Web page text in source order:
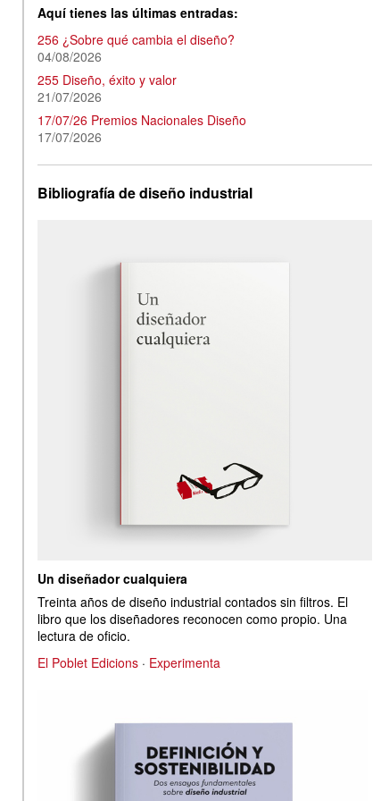
Aquí tienes las últimas entradas:
256 ¿Sobre qué cambia el diseño?
04/08/2026
255 Diseño, éxito y valor
21/07/2026
17/07/26 Premios Nacionales Diseño
17/07/2026
Bibliografía de diseño industrial
Un diseñador cualquiera
Treinta años de diseño industrial contados sin filtros. El
libro que los diseñadores reconocen como propio. Una
lectura de oficio.
El Poblet Edicions · Experimenta